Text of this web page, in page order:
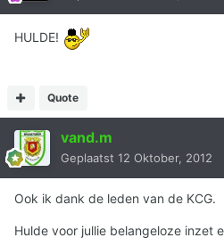
HULDE!
Quote
vand.m
Geplaatst 12 Oktober, 2012
Ook ik dank de leden van de KCG.
Hulde voor jullie belangeloze inzet